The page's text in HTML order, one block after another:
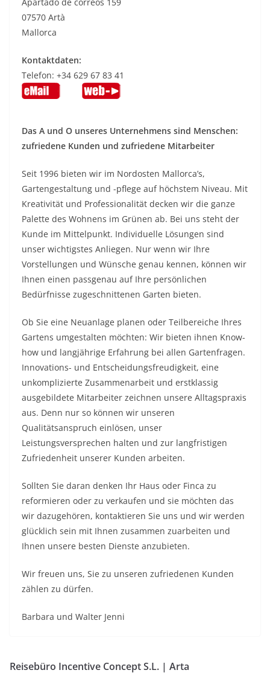
07570 Artà
Mallorca
Kontaktdaten:
Telefon: +34 629 67 83 41
Das A und O unseres Unternehmens sind Menschen:
zufriedene Kunden und zufriedene Mitarbeiter
Seit 1996 bieten wir im Nordosten Mallorca’s,
Gartengestaltung und -pflege auf höchstem Niveau. Mit
Kreativität und Professionalität decken wir die ganze
Palette des Wohnens im Grünen ab. Bei uns steht der
Kunde im Mittelpunkt. Individuelle Lösungen sind
unser wichtigstes Anliegen. Nur wenn wir Ihre
Vorstellungen und Wünsche genau kennen, können wir
Ihnen einen passgenau auf Ihre persönlichen
Bedürfnisse zugeschnittenen Garten bieten.
Ob Sie eine Neuanlage planen oder Teilbereiche Ihres
Gartens umgestalten möchten: Wir bieten ihnen Know-
how und langjährige Erfahrung bei allen Gartenfragen.
Innovations- und Entscheidungsfreudigkeit, eine
unkomplizierte Zusammenarbeit und erstklassig
ausgebildete Mitarbeiter zeichnen unsere Alltagspraxis
aus. Denn nur so können wir unseren
Qualitätsanspruch einlösen, unser
Leistungsversprechen halten und zur langfristigen
Zufriedenheit unserer Kunden arbeiten.
Sollten Sie daran denken Ihr Haus oder Finca zu
reformieren oder zu verkaufen und sie möchten das
wir dazugehören, kontaktieren Sie uns und wir werden
glücklich sein mit Ihnen zusammen zuarbeiten und
Ihnen unsere besten Dienste anzubieten.
Wir freuen uns, Sie zu unseren zufriedenen Kunden
zählen zu dürfen.
Barbara und Walter Jenni
Reisebüro Incentive Concept S.L. | Arta